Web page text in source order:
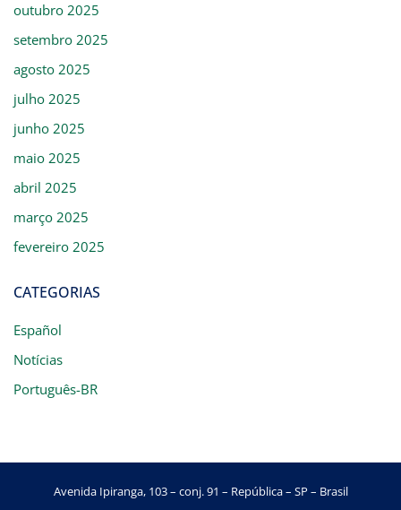
outubro 2025
setembro 2025
agosto 2025
julho 2025
junho 2025
maio 2025
abril 2025
março 2025
fevereiro 2025
CATEGORIAS
Español
Notícias
Português-BR
Avenida Ipiranga, 103 – conj. 91 – República – SP – Brasil